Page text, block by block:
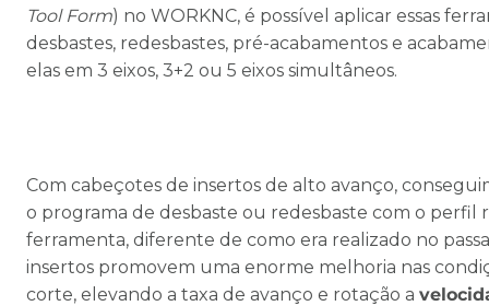
Tool Form) no WORKNC, é possível aplicar essas
desbastes, redesbastes, pré-acabamentos e
elas em 3 eixos, 3+2 ou 5 eixos simultâneos.
Com cabeçotes de insertos de alto avanço,
o programa de desbaste ou redesbaste com o perfil
ferramenta, diferente de como era realizado no
insertos promovem uma enorme melhoria nas
corte, elevando a taxa de avanço e rotação a